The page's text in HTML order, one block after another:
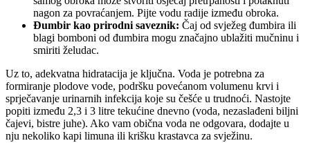
nagon za povraćanjem. Pijte vodu radije između obroka.
Đumbir kao prirodni saveznik: Čaj od svježeg đumbira ili
blagi bomboni od đumbira mogu značajno ublažiti mučninu i
smiriti želudac.
Uz to, adekvatna hidratacija je ključna. Voda je potrebna za
formiranje plodove vode, podršku povećanom volumenu krvi i
sprječavanje urinarnih infekcija koje su češće u trudnoći. Nastojte
popiti između 2,3 i 3 litre tekućine dnevno (voda, nezaslađeni biljni
čajevi, bistre juhe). Ako vam obična voda ne odgovara, dodajte u
nju nekoliko kapi limuna ili krišku krastavca za svježinu.